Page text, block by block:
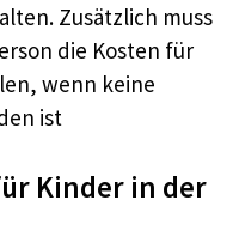
Zusätzlich muss
die Kosten für
wenn keine
ist
Kinder in der